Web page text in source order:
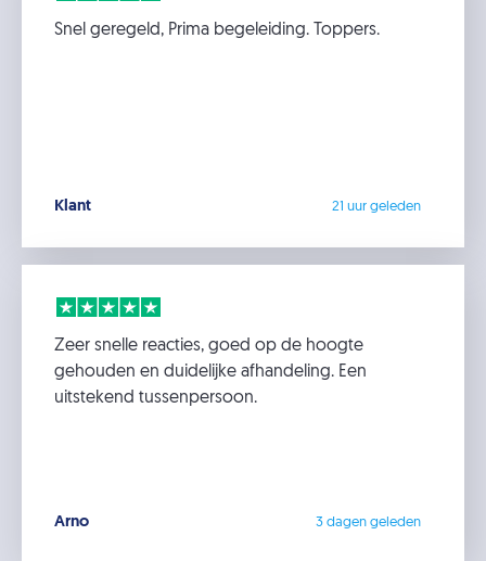
Snel geregeld, Prima begeleiding. Toppers.
Klant 21 uur geleden
Zeer snelle reacties, goed op de hoogte
gehouden en duidelijke afhandeling. Een
uitstekend tussenpersoon.
Arno 3 dagen geleden